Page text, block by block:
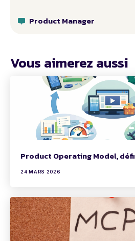
Product Manager
Vous aimerez aussi
Product Operating Model,
24 MARS 2026